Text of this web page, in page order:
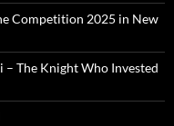
Competition 2025 in New
The Knight Who Invested